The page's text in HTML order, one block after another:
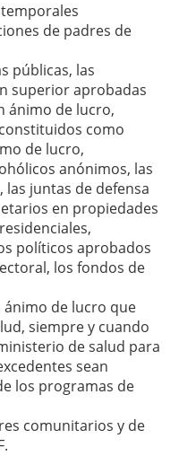
de padres de
públicas, las
superior aprobadas
ánimo de lucro,
como
de lucro,
anónimos, las
juntas de defensa
en propiedades
políticos aprobados
los fondos de
ánimo de lucro que
siempre y cuando
de salud para
sean
los programas de
comunitarios y de